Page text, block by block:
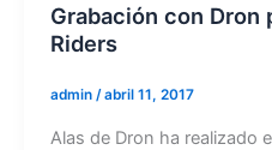
Grabación con Dron
Riders
admin /abril 11, 2017
Alas de Dron ha realizado